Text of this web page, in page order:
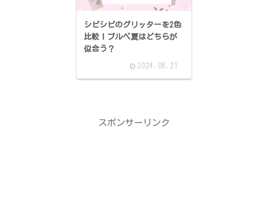
シピシピのグリッターを2色
比較！ブルベ夏はどちらが
似合う？
2024.06.21
スポンサーリンク